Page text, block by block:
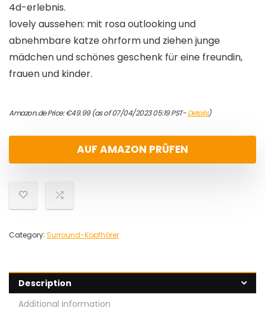
4d-erlebnis.
lovely aussehen: mit rosa outlooking und
abnehmbare katze ohrform und ziehen junge
mädchen und schönes geschenk für eine freundin,
frauen und kinder.
Amazon.de Price:€49.99(as of 07/04/2023 05:19 PST-Details)
AUF AMAZON PRÜFEN
Category: Surround-Kopfhörer
Description
Additional information